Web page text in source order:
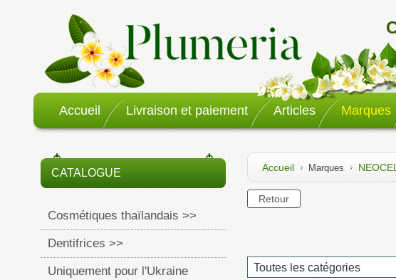
Accueil Livraison et paiement Articles Marques
CATALOGUE
Cosmétiques thaïlandais >>
Dentifrices >>
Uniquement pour l'Ukraine
Accueil Marques
Toutes les catégories